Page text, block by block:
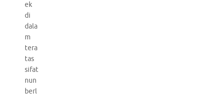
ek
di
dala
m
tera
tas
sifat
nun
berl